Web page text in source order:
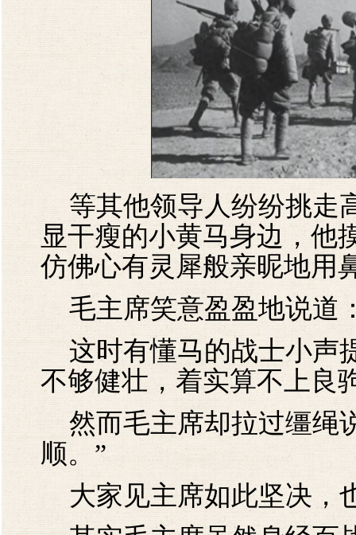
等其他领导人纷纷挑走
显干瘦的小黄马身边，他
仿佛心有灵犀般亲昵地用
毛主席笑意盈盈地说道
这时有懂马的战士小声
不够健壮，着实算不上良
然而毛主席却拉过缰绳
顺。”
大家见主席如此坚决，